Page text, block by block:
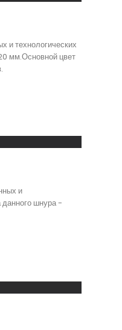
и технологических
мм.Основной цвет
и
данного шнура -